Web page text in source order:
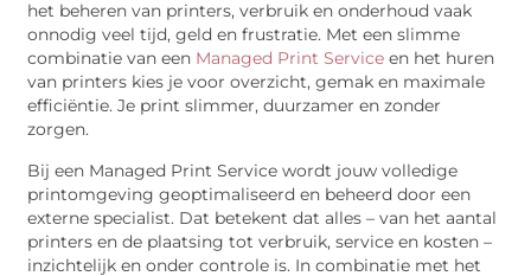
het beheren van printers, verbruik en onderhoud vaak
onnodig veel tijd, geld en frustratie. Met een slimme
combinatie van een Managed Print Service en het huren
van printers kies je voor overzicht, gemak en maximale
efficiëntie. Je print slimmer, duurzamer en zonder
zorgen.
Bij een Managed Print Service wordt jouw volledige
printomgeving geoptimaliseerd en beheerd door een
externe specialist. Dat betekent dat alles – van het aantal
printers en de plaatsing tot verbruik, service en kosten –
inzichtelijk en onder controle is. In combinatie met het